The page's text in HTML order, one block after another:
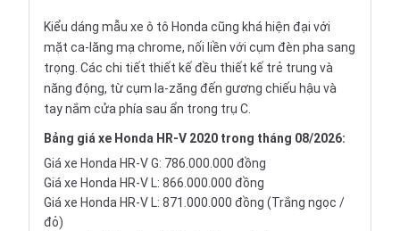
Kiểu dáng mẫu xe ô tô Honda cũng khá hiện đại với
mặt ca-lăng mạ chrome, nối liền với cụm đèn pha sang
trọng. Các chi tiết thiết kế đều thiết kế trẻ trung và
năng động, từ cụm la-zăng đến gương chiếu hậu và
tay nắm cửa phía sau ẩn trong trụ C.
Bảng giá xe Honda HR-V 2020 trong tháng 08/2026:
Giá xe Honda HR-V G: 786.000.000 đồng
Giá xe Honda HR-V L: 866.000.000 đồng
Giá xe Honda HR-V L: 871.000.000 đồng (Trắng ngọc /
đỏ)